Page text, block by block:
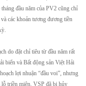
đầu năm của PV2 cũng chỉ
các khoản tương đương tiền
do đặt chỉ tiêu từ đầu năm rất
biển và Bất động sản Việt Hải
lợi nhuận “đầu voi”, nhưng
lỗ triền miên. VSP đã bị hủy